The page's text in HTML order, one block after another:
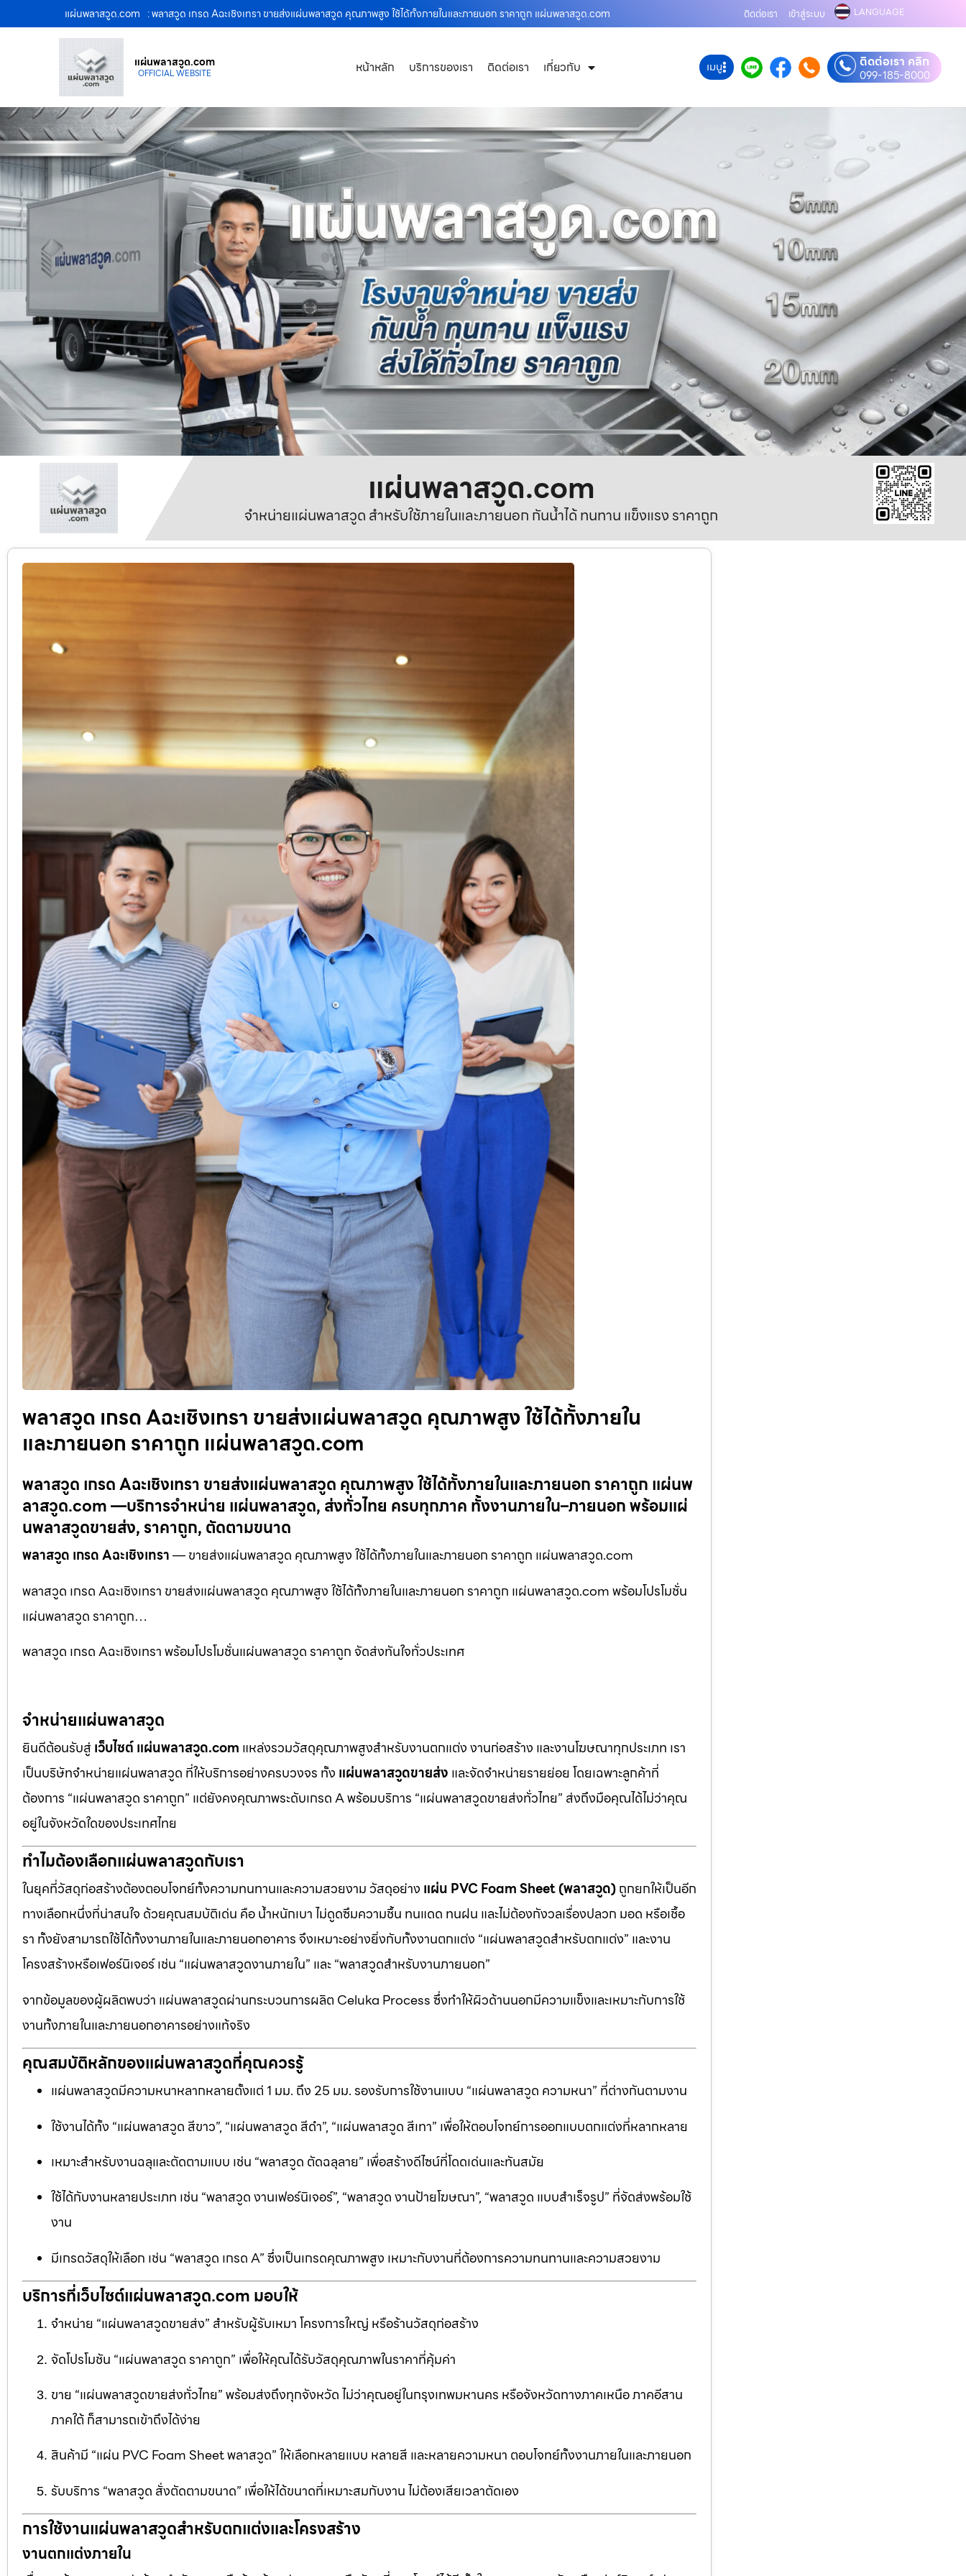
แผ่นพลาสวูด.com : พลาสวูด เกรด Aฉะเชิงเทรา ขายส่งแผ่นพลาสวูด คุณภาพสูง ใช้ได้ทั้งภายในและภายนอก ราคาถูก แผ่นพลาสวูด.com ติดต่อเรา เข้าสู่ระบบ LANGUAGE
แผ่นพลาสวูด.com
OFFICIAL WEBSITE หน้าหลัก บริการของเรา ติดต่อเรา เกี่ยวกับ เมนู ติดต่อเรา คลิก
099-185-8000
แผ่นพลาสวูด.com
จำหน่ายแผ่นพลาสวูด สำหรับใช้ภายในและภายนอก กันน้ำได้ ทนทาน แข็งแรง ราคาถูก
พลาสวูด เกรด Aฉะเชิงเทรา ขายส่งแผ่นพลาสวูด คุณภาพสูง ใช้ได้ทั้งภายใน
และภายนอก ราคาถูก แผ่นพลาสวูด.com
พลาสวูด เกรด Aฉะเชิงเทรา ขายส่งแผ่นพลาสวูด คุณภาพสูง ใช้ได้ทั้งภายในและภายนอก ราคาถูก แผ่นพ
ลาสวูด.com —บริการจำหน่าย แผ่นพลาสวูด, ส่งทั่วไทย ครบทุกภาค ทั้งงานภายใน–ภายนอก พร้อมแผ่
นพลาสวูดขายส่ง, ราคาถูก, ตัดตามขนาด
พลาสวูด เกรด Aฉะเชิงเทรา— ขายส่งแผ่นพลาสวูด คุณภาพสูง ใช้ได้ทั้งภายในและภายนอก ราคาถูก แผ่นพลาสวูด.com
พลาสวูด เกรด Aฉะเชิงเทรา ขายส่งแผ่นพลาสวูด คุณภาพสูง ใช้ได้ทั้งภายในและภายนอก ราคาถูก แผ่นพลาสวูด.com พร้อมโปรโมชั่น
แผ่นพลาสวูด ราคาถูก…
พลาสวูด เกรด Aฉะเชิงเทรา พร้อมโปรโมชั่นแผ่นพลาสวูด ราคาถูก จัดส่งทันใจทั่วประเทศ
จำหน่ายแผ่นพลาสวูด
ยินดีต้อนรับสู่เว็บไซต์ แผ่นพลาสวูด.com แหล่งรวมวัสดุคุณภาพสูงสำหรับงานตกแต่ง งานก่อสร้าง และงานโฆษณาทุกประเภท เรา
เป็นบริษัทจำหน่ายแผ่นพลาสวูด ที่ให้บริการอย่างครบวงจร ทั้ง แผ่นพลาสวูดขายส่ง และจัดจำหน่ายรายย่อย โดยเฉพาะลูกค้าที่
ต้องการ “แผ่นพลาสวูด ราคาถูก” แต่ยังคงคุณภาพระดับเกรด A พร้อมบริการ “แผ่นพลาสวูดขายส่งทั่วไทย” ส่งถึงมือคุณได้ไม่ว่าคุณ
อยู่ในจังหวัดใดของประเทศไทย
ทำไมต้องเลือกแผ่นพลาสวูดกับเรา
ในยุคที่วัสดุก่อสร้างต้องตอบโจทย์ทั้งความทนทานและความสวยงาม วัสดุอย่าง แผ่น PVC Foam Sheet (พลาสวูด)ถูกยกให้เป็นอีก
ทางเลือกหนึ่งที่น่าสนใจ ด้วยคุณสมบัติเด่น คือ น้ำหนักเบา ไม่ดูดซึมความชื้น ทนแดด ทนฝน และไม่ต้องกังวลเรื่องปลวก มอด หรือเชื้อ
รา ทั้งยังสามารถใช้ได้ทั้งงานภายในและภายนอกอาคาร จึงเหมาะอย่างยิ่งกับทั้งงานตกแต่ง “แผ่นพลาสวูดสำหรับตกแต่ง” และงาน
โครงสร้างหรือเฟอร์นิเจอร์ เช่น “แผ่นพลาสวูดงานภายใน” และ “พลาสวูดสำหรับงานภายนอก”
จากข้อมูลของผู้ผลิตพบว่า แผ่นพลาสวูดผ่านกระบวนการผลิต Celuka Process ซึ่งทำให้ผิวด้านนอกมีความแข็งและเหมาะกับการใช้
งานทั้งภายในและภายนอกอาคารอย่างแท้จริง
คุณสมบัติหลักของแผ่นพลาสวูดที่คุณควรรู้
แผ่นพลาสวูดมีความหนาหลากหลายตั้งแต่ 1 มม. ถึง 25 มม. รองรับการใช้งานแบบ “แผ่นพลาสวูด ความหนา” ที่ต่างกันตามงาน
ใช้งานได้ทั้ง “แผ่นพลาสวูด สีขาว”, “แผ่นพลาสวูด สีดำ”, “แผ่นพลาสวูด สีเทา” เพื่อให้ตอบโจทย์การออกแบบตกแต่งที่หลากหลาย
เหมาะสำหรับงานฉลุและตัดตามแบบ เช่น “พลาสวูด ตัดฉลุลาย” เพื่อสร้างดีไซน์ที่โดดเด่นและทันสมัย
ใช้ได้กับงานหลายประเภท เช่น “พลาสวูด งานเฟอร์นิเจอร์”, “พลาสวูด งานป้ายโฆษณา”, “พลาสวูด แบบสำเร็จรูป” ที่จัดส่งพร้อมใช้
งาน
มีเกรดวัสดุให้เลือก เช่น “พลาสวูด เกรด A” ซึ่งเป็นเกรดคุณภาพสูง เหมาะกับงานที่ต้องการความทนทานและความสวยงาม
บริการที่เว็บไซต์แผ่นพลาสวูด.com มอบให้
จำหน่าย “แผ่นพลาสวูดขายส่ง” สำหรับผู้รับเหมา โครงการใหญ่ หรือร้านวัสดุก่อสร้าง
จัดโปรโมชัน “แผ่นพลาสวูด ราคาถูก” เพื่อให้คุณได้รับวัสดุคุณภาพในราคาที่คุ้มค่า
ขาย “แผ่นพลาสวูดขายส่งทั่วไทย” พร้อมส่งถึงทุกจังหวัด ไม่ว่าคุณอยู่ในกรุงเทพมหานคร หรือจังหวัดทางภาคเหนือ ภาคอีสาน
ภาคใต้ ก็สามารถเข้าถึงได้ง่าย
สินค้ามี “แผ่น PVC Foam Sheet พลาสวูด” ให้เลือกหลายแบบ หลายสี และหลายความหนา ตอบโจทย์ทั้งงานภายในและภายนอก
รับบริการ “พลาสวูด สั่งตัดตามขนาด” เพื่อให้ได้ขนาดที่เหมาะสมกับงาน ไม่ต้องเสียเวลาตัดเอง
การใช้งานแผ่นพลาสวูดสำหรับตกแต่งและโครงสร้าง
งานตกแต่งภายใน